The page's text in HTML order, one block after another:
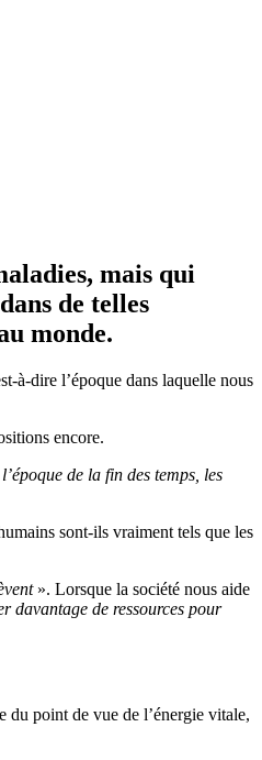
mais qui
de telles
monde.
à-dire l’époque dans laquelle nous
encore.
de la fin des temps, les
sont-ils vraiment tels que les
». Lorsque la société nous aide
davantage de ressources pour
du point de vue de l’énergie vitale,